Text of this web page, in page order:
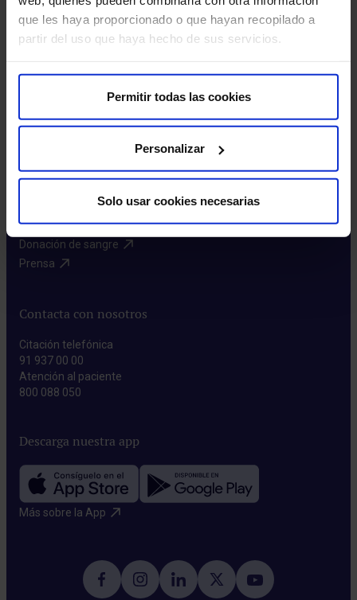
que les haya proporcionado o que hayan recopilado a
partir del uso que haya hecho de sus servicios.
Permitir todas las cookies
Personalizar
Solo usar cookies necesarias
Fundación HM​
Centro Universitario CUHMED​
Instituto HM Hospitales​
HM CINAC​
Enlaces de interés
Aseguradoras y mutuas​
Preguntas frecuentes​
Donación de sangre​
Prensa​
Contacta con nosotros
Citación telefónica
91 937 00 00
Atención al paciente
800 088 050
Descarga nuestra app
Más sobre la App​